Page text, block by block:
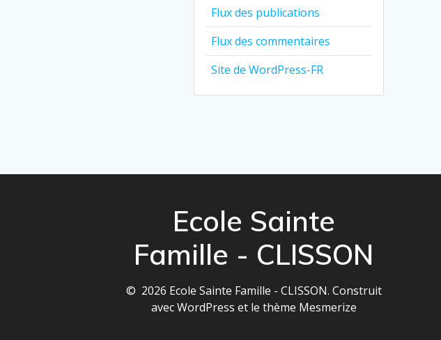
Flux des publications
Flux des commentaires
Site de WordPress-FR
Ecole Sainte
Famille - CLISSON
© 2026 Ecole Sainte Famille - CLISSON. Construit
avec WordPress et le thème Mesmerize